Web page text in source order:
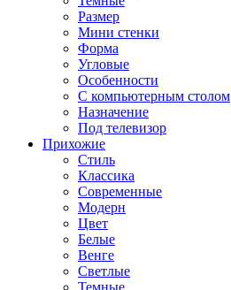
Размер
Мини стенки
Форма
Угловые
Особенности
С компьютерным столом
Назначение
Под телевизор
Прихожие
Стиль
Классика
Современные
Модерн
Цвет
Белые
Венге
Светлые
Темные